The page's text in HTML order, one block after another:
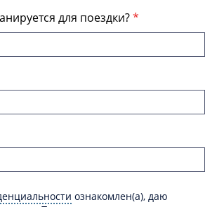
для поездки?
ознакомлен(а), даю